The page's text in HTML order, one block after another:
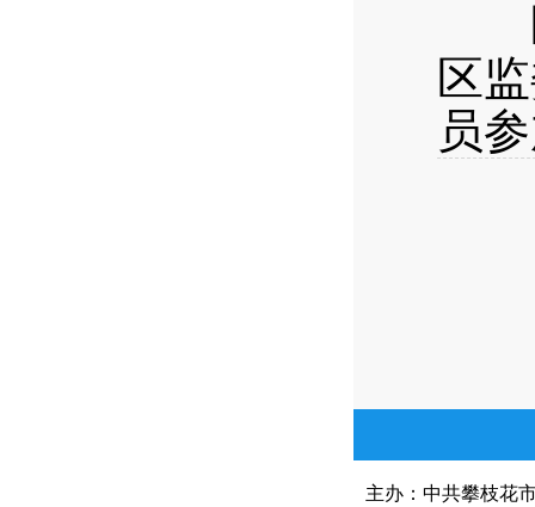
区
员
主办：中共攀枝